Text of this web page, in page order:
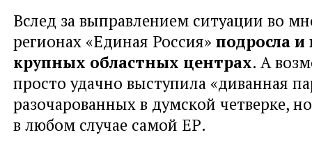
Вслед за выправлением ситуации во
регионах «Единая Россия» подросла
крупных областных центрах. А
просто удачно выступила «диванная
разочарованных в думской четверке,
в любом случае самой ЕР.